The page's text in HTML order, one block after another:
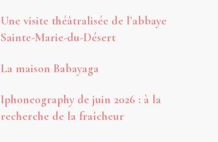
Une visite théâtralisée de l’abbaye
Sainte-Marie-du-Désert
La maison Babayaga
Iphoneography de juin 2026 : à la
recherche de la fraîcheur